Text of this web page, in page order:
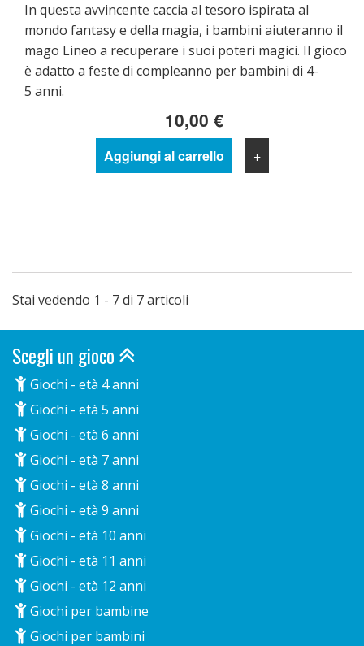
In questa avvincente caccia al tesoro ispirata al
mondo fantasy e della magia, i bambini aiuteranno il
mago Lineo a recuperare i suoi poteri magici. Il gioco
è adatto a feste di compleanno per bambini di 4-
5 anni.
10,00 €
Aggiungi al carrello +
Stai vedendo 1 - 7 di 7 articoli
Scegli un gioco
Giochi - età 4 anni
Giochi - età 5 anni
Giochi - età 6 anni
Giochi - età 7 anni
Giochi - età 8 anni
Giochi - età 9 anni
Giochi - età 10 anni
Giochi - età 11 anni
Giochi - età 12 anni
Giochi per bambine
Giochi per bambini